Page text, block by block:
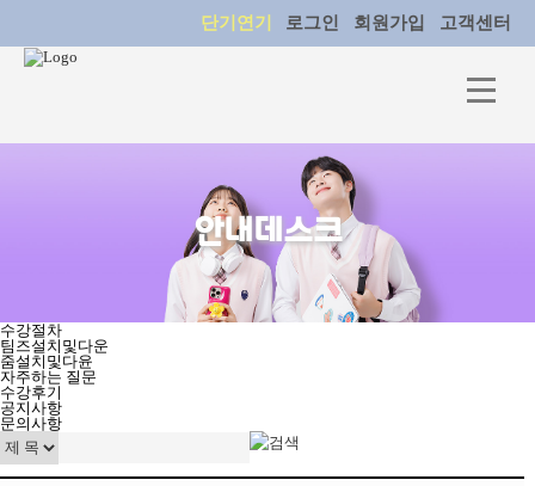
단기연기 로그인 회원가입 고객센터
안내데스크
수강절차
팀즈설치및다운
줌설치및다윤
자주하는 질문
수강후기
공지사항
문의사항